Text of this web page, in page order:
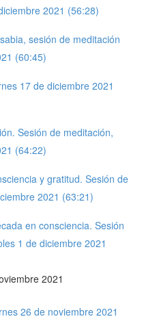
2021 (56:28)
sesión de meditación
(60:45)
17 de diciembre 2021
Sesión de meditación,
(64:22)
y gratitud. Sesión de
2021 (63:21)
en consciencia. Sesión
1 de diciembre 2021
2021
26 de noviembre 2021